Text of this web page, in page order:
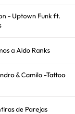
- Uptown Funk ft.
a Aldo Ranks
& Camilo -Tattoo
de Parejas